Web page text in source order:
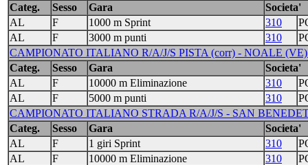
Categ.
Sesso Gara
Societa'
AL
F 1000 m Sprint 310
AL
F 3000 m punti 310
CAMPIONATO ITALIANO R/A/J/S PISTA (corr) - NOALE
Categ.
Sesso Gara
Societa'
AL
F 10000 m Eliminazione 310
AL
F 5000 m punti 310
CAMPIONATO ITALIANO STRADA R/A/J/S - SAN
Categ.
Sesso Gara
Societa'
AL
F 1 giri Sprint 310
AL
F 10000 m Eliminazione 310